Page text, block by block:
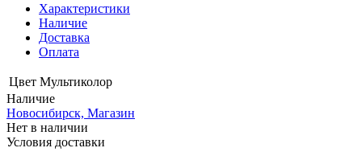
Характеристики
Наличие
Доставка
Оплата
Цвет Мультиколор
Наличие
Новосибирск, Магазин
Нет в наличии
Условия доставки